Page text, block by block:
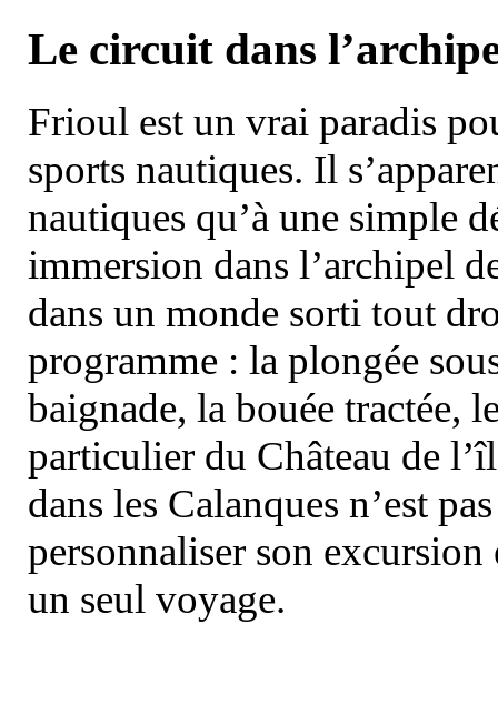
Le circuit dans
Frioul est un vrai paradis
sports nautiques. Il
nautiques qu’à une simple
immersion dans l’archipel
dans un monde sorti tout
programme : la plongée
baignade, la bouée tractée,
particulier du Château de
dans les Calanques n’est
personnaliser son
un seul voyage.